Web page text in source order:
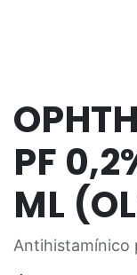
PF
ML
Antihistamínico